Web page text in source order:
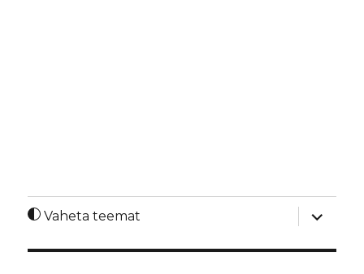
Vaheta teemat
laienda